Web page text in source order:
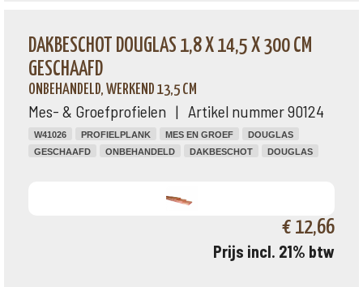
DAKBESCHOT DOUGLAS 1,8 X 14,5 X 300 CM
GESCHAAFD
ONBEHANDELD, WERKEND 13,5 CM
Mes- & Groefprofielen | Artikel nummer 90124
W41026 PROFIELPLANK MES EN GROEF
DOUGLAS
GESCHAAFD
ONBEHANDELD DAKBESCHOT DOUGLAS
€ 12,66
Prijs incl. 21% btw